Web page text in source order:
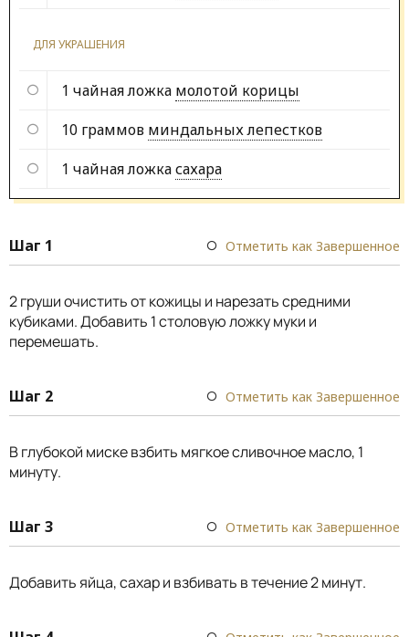
ДЛЯ УКРАШЕНИЯ
1 чайная ложка молотой корицы
10 граммов миндальных лепестков
1 чайная ложкасахара
Шаг 1 Отметить как Завершенное
2 груши очистить от кожицы и нарезать средними
кубиками. Добавить 1 столовую ложку муки и
перемешать.
Шаг 2 Отметить как Завершенное
В глубокой миске взбить мягкое сливочное масло, 1
минуту.
Шаг 3 Отметить как Завершенное
Добавить яйца, сахар и взбивать в течение 2 минут.